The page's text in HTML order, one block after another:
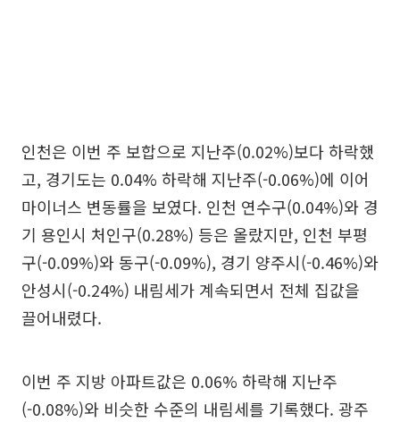
인천은 이번 주 보합으로 지난주(0.02%)보다 하락했
고, 경기도는 0.04% 하락해 지난주(-0.06%)에 이어
마이너스 변동률을 보였다. 인천 연수구(0.04%)와 경
기 용인시 처인구(0.28%) 등은 올랐지만, 인천 부평
구(-0.09%)와 동구(-0.09%), 경기 양주시(-0.46%)와
안성시(-0.24%) 내림세가 계속되면서 전체 집값을
끌어내렸다.
이번 주 지방 아파트값은 0.06% 하락해 지난주
(-0.08%)와 비슷한 수준의 내림세를 기록했다. 광주